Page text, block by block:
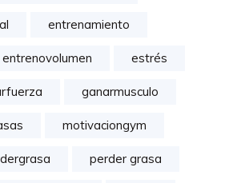
entrenamiento
entrenovolumen estrés
ganarmusculo
motivaciongym
perder grasa